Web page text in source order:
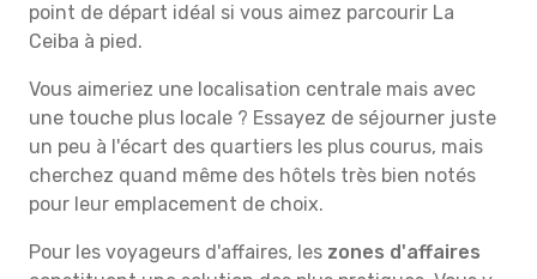
point de départ idéal si vous aimez parcourir La
Ceiba à pied.
Vous aimeriez une localisation centrale mais avec
une touche plus locale ? Essayez de séjourner juste
un peu à l'écart des quartiers les plus courus, mais
cherchez quand même des hôtels très bien notés
pour leur emplacement de choix.
Pour les voyageurs d'affaires, les zones d'affaires